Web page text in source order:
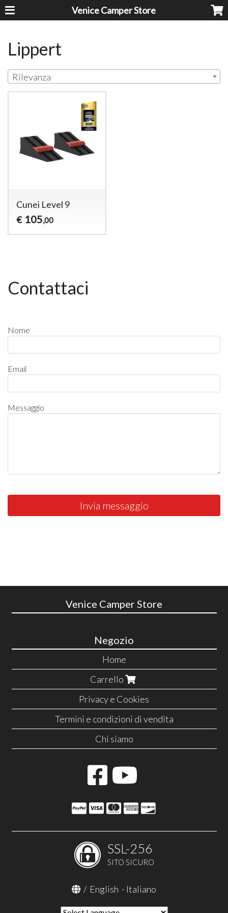
Venice Camper Store
Lippert
Rilevanza
Cunei Level 9
€ 105,00
Contattaci
Nome
Email
Messaggio
Invia messaggio
Venice Camper Store
Negozio
Home
Carrello
Privacy e Cookies
Termini e condizioni di vendita
Chi siamo
SSL-256
SITO SICURO
/ English - Italiano